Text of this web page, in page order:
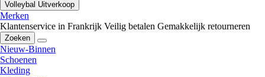
Volleybal Uitverkoop
Merken
Klantenservice in Frankrijk Veilig betalen Gemakkelijk retourneren
Zoeken
Nieuw-Binnen
Schoenen
Kleding